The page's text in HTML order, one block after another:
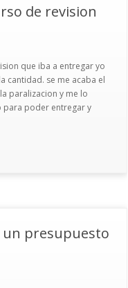
de revision
que iba a entregar yo
cantidad. se me acaba el
paralizacion y me lo
para poder entregar y
un presupuesto